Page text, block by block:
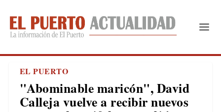
EL PUERTO
"Abominable maricón", David
Calleja vuelve a recibir nuevos